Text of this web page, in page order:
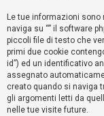
s
e
n
z
a
r
Le tue informazioni
naviga su “” il software
piccoli file di testo che
primi due cookie
id”) ed un identificativo
assegnato
creato quando si naviga
gli argomenti letti da
nelle tue visite future.